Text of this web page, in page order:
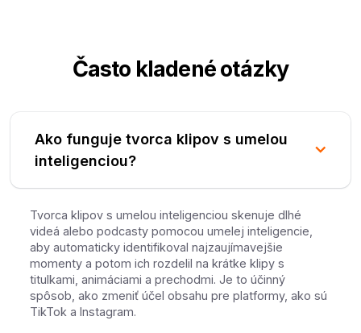
Často kladené otázky
Ako funguje tvorca klipov s umelou
inteligenciou?
Tvorca klipov s umelou inteligenciou skenuje dlhé
videá alebo podcasty pomocou umelej inteligencie,
aby automaticky identifikoval najzaujímavejšie
momenty a potom ich rozdelil na krátke klipy s
titulkami, animáciami a prechodmi. Je to účinný
spôsob, ako zmeniť účel obsahu pre platformy, ako sú
TikTok a Instagram.